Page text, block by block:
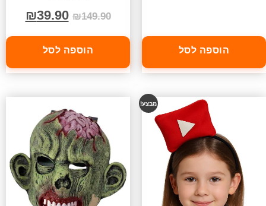
הוספה לסל
₪149.90
₪39.90
הוספה לסל
מבצע!